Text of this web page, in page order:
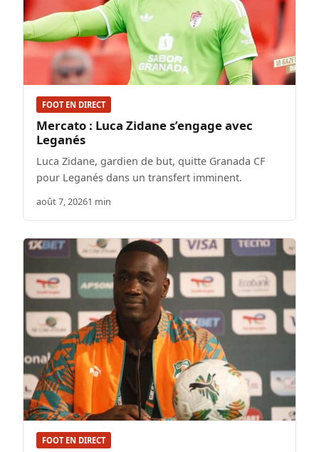
FOOT EN DIRECT
Mercato : Luca Zidane s’engage avec
Leganés
Luca Zidane, gardien de but, quitte Granada CF
pour Leganés dans un transfert imminent.
août 7, 20261 min
FOOT EN DIRECT